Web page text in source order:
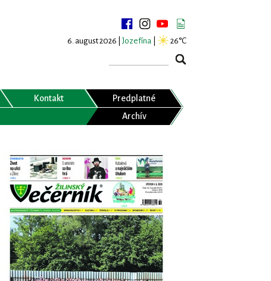
6. august 2026 | Jozefína 26°C
Kontakt
Predplatné
Archív